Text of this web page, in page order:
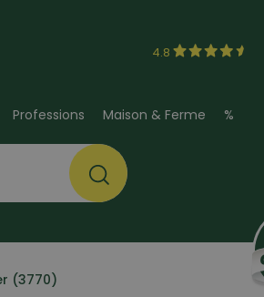
4.8
Professions Maison & Ferme %
(3770)